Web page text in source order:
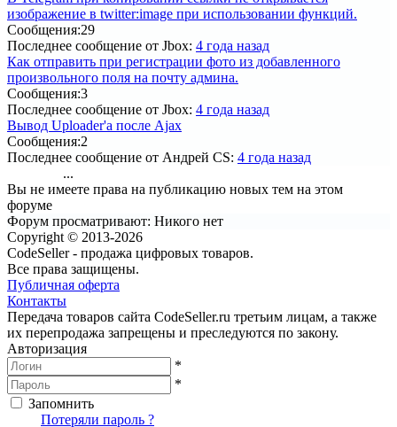
изображение в twitter:image при использовании функций.
Сообщения:29
Последнее сообщение от Jbox: 4 года назад
Как отправить при регистрации фото из добавленного
произвольного поля на почту админа.
Сообщения:3
Последнее сообщение от Jbox: 4 года назад
Вывод Uploader'a после Ajax
Сообщения:2
Последнее сообщение от Андрей CS: 4 года назад
...
Вы не имеете права на публикацию новых тем на этом
форуме
Форум просматривают: Никого нет
Copyright © 2013-2026
CodeSeller - продажа цифровых товаров.
Все права защищены.
Публичная оферта
Контакты
Передача товаров сайта CodeSeller.ru третьим лицам, а также
их перепродажа запрещены и преследуются по закону.
Авторизация
*
*
Запомнить
Потеряли пароль ?